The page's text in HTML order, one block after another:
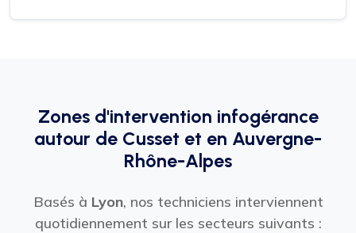
Zones d'intervention infogérance
autour de Cusset et en Auvergne-
Rhône-Alpes
Basés à Lyon, nos techniciens interviennent
quotidiennement sur les secteurs suivants :